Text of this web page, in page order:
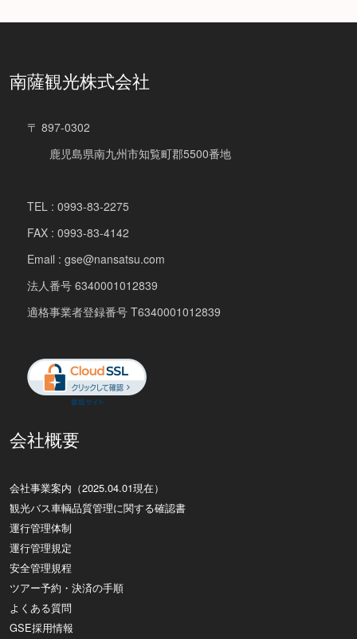
南薩観光株式会社
〒 897-0302
鹿児島県南九州市知覧町郡5500番地
TEL : 0993-83-2275
FAX : 0993-83-4142
Email : gse@nansatsu.com
法人番号 6340001012839
適格事業者登録番号 T6340001012839
会社概要
会社事業案内（2025.04.01現在）
観光バス車輌品質管理に関する確認書
運行管理体制
運行管理規定
安全管理規程
ツアー予約・決済の手順
よくある質問
GSE採用情報